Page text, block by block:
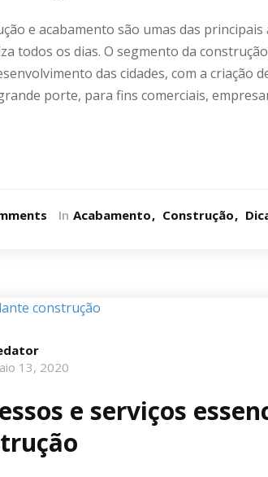
e acabamento são umas das
todos os dias. O segmento da
das cidades, com a criação
porte, para fins comerciais,
In Acabamento Construção
13, 2020
e serviços